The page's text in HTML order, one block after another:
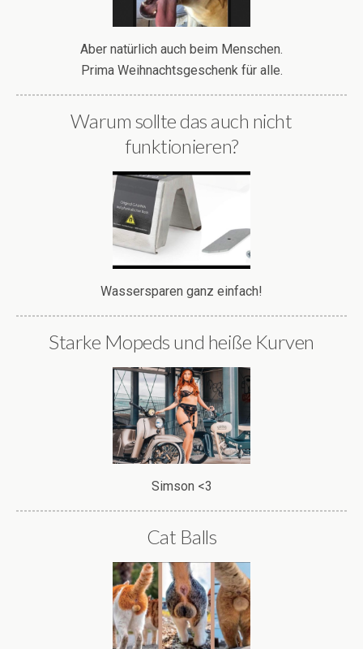
Aber natürlich auch beim Menschen.
Prima Weihnachtsgeschenk für alle.
Warum sollte das auch nicht
funktionieren?
Wassersparen ganz einfach!
Starke Mopeds und heiße Kurven
Simson <3
Cat Balls